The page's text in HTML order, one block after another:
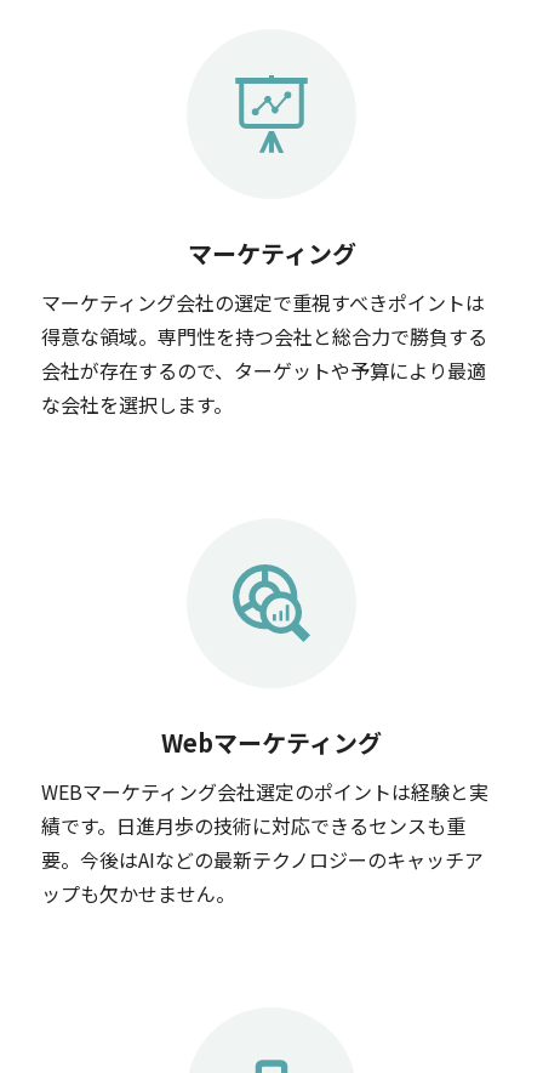
マーケティング
マーケティング会社の選定で重視すべきポイントは
得意な領域。専門性を持つ会社と総合力で勝負する
会社が存在するので、ターゲットや予算により最適
な会社を選択します。
Webマーケティング
WEBマーケティング会社選定のポイントは経験と実
績です。日進月歩の技術に対応できるセンスも重
要。今後はAIなどの最新テクノロジーのキャッチア
ップも欠かせません。